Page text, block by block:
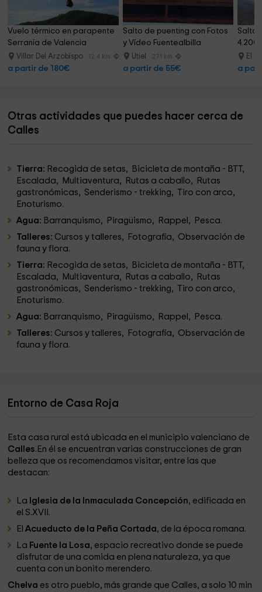
Vuelo térmico en parapente
Serranía de Valencia
Villar Del Arzobispo 12.4 km
a partir de 180€
Salto de puenting con Fotos
y Vídeo Fuentealbilla
Utiel 27.1 km
a partir de 55€
Salto
El
a
Otras actividades que puedes hacer cerca de
Calles
Tierra: Recogida de setas, Bicicleta de montaña - BTT,
Escalada, Multiaventura, Rutas a caballo, Rutas
gastronómicas, Senderismo - trekking, Tiro con arco,
Enoturismo.
Agua: Barranquismo, Piragüismo, Rappel, Pesca.
Talleres: Cursos y talleres, Fotografía, Observación de
fauna y flora.
Tierra: Recogida de setas, Bicicleta de montaña - BTT,
Escalada, Multiaventura, Rutas a caballo, Rutas
gastronómicas, Senderismo - trekking, Tiro con arco,
Enoturismo.
Agua: Barranquismo, Piragüismo, Rappel, Pesca.
Talleres: Cursos y talleres, Fotografía, Observación de
fauna y flora.
Entorno de Casa Roja
Esta casa rural está ubicada en el municipio valenciano de
Calles.En él se encuentran varias construcciones de gran
belleza que os recomendamos visitar, entre las que
destacan:
La Iglesia de la Inmaculada Concepción, edificada en
el S.XVII.
ElAcueducto de la Peña Cortada, de la época romana.
La Fuente la Losa, espacio recreativo donde se puede
disfrutar de una comida en plena naturaleza, ya que
cuenta con un bonito merendero.
Chelva es otro pueblo, más grande que Calles, a solo 10 min